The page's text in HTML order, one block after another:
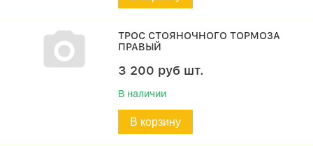
ТРОС СТОЯНОЧНОГО ТОРМОЗА
ПРАВЫЙ
3 200 руб шт.
В наличии
В корзину